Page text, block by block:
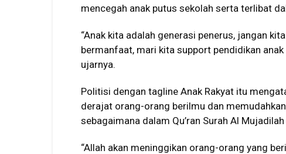
mencegah anak putus sekolah serta terlibat
“Anak kita adalah generasi penerus, jangan
bermanfaat, mari kita support pendidikan
ujarnya.
Politisi dengan tagline Anak Rakyat itu
derajat orang-orang berilmu dan
sebagaimana dalam Qu’ran Surah Al
“Allah akan meninggikan orang-orang yang